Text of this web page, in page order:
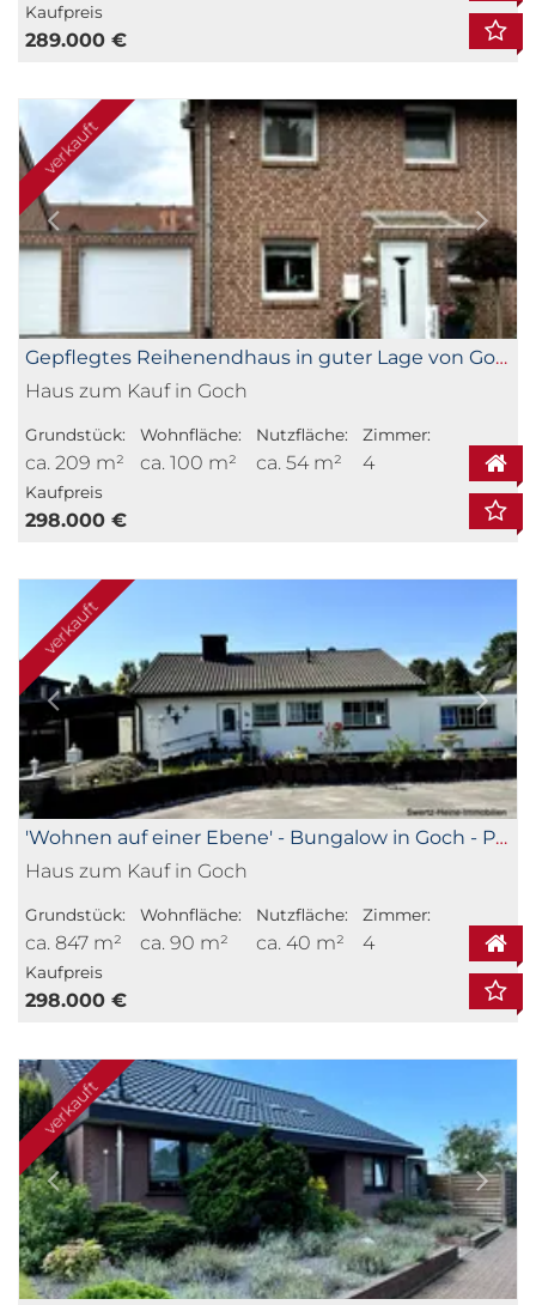
Kaufpreis
289.000 €
verkauft
Gepflegtes Reihenendhaus in guter Lage von Goch
Haus zum Kauf in Goch
Grundstück:
ca. 209 m²
Wohnfläche:
ca. 100 m²
Nutzfläche:
ca. 54 m²
Zimmer:
4
Kaufpreis
298.000 €
verkauft
'Wohnen auf einer Ebene' - Bungalow in Goch - Pfalzdorf
Haus zum Kauf in Goch
Grundstück:
ca. 847 m²
Wohnfläche:
ca. 90 m²
Nutzfläche:
ca. 40 m²
Zimmer:
4
Kaufpreis
298.000 €
verkauft